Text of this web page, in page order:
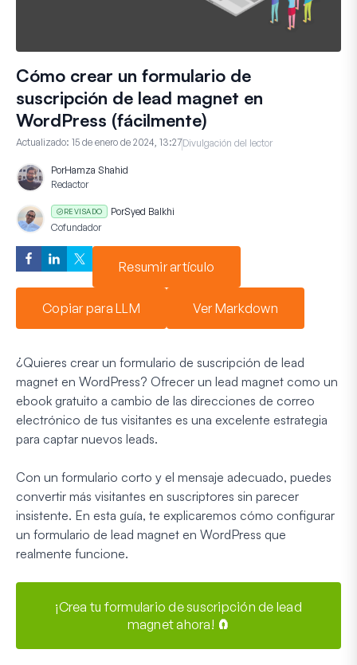
Cómo crear un formulario de
suscripción de lead magnet en
WordPress (fácilmente)
Actualizado: 15 de enero de 2024, 13:27Divulgación del lector
PorHamza Shahid
Redactor
REVISADO PorSyed Balkhi
Cofundador
Resumir artículo
Copiar para LLM Ver Markdown
¿Quieres crear un formulario de suscripción de lead
magnet en WordPress? Ofrecer un lead magnet como un
ebook gratuito a cambio de las direcciones de correo
electrónico de tus visitantes es una excelente estrategia
para captar nuevos leads.
Con un formulario corto y el mensaje adecuado, puedes
convertir más visitantes en suscriptores sin parecer
insistente. En esta guía, te explicaremos cómo configurar
un formulario de lead magnet en WordPress que
realmente funcione.
¡Crea tu formulario de suscripción de lead
magnet ahora! 🧲